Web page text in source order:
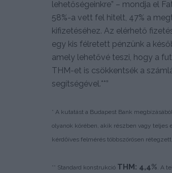
lehetőségeinkre” – mondja el
58%-a vett fel hitelt, 47% a
kifizetéséhez. Az elérhető
egy kis félretett pénzünk a
amely lehetővé teszi, hogy a
THM-et is csökkentsék a
segítségével.**”
* A kutatást a Budapest Bank
olyanok körében, akik részben vagy
kérdőíves felmérés többszörösen
** Standard konstrukció THM: 4,4% . A